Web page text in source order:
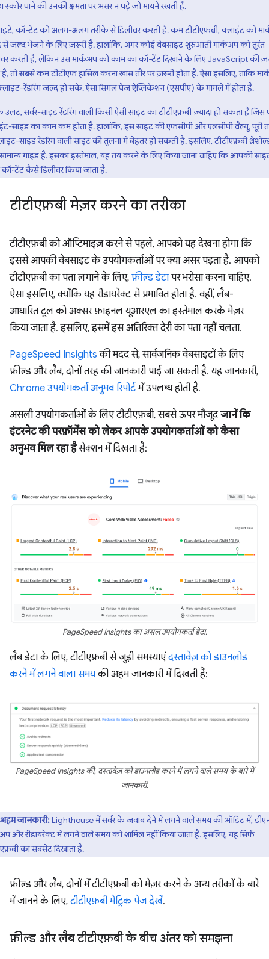
स्कोर पाने की उनकी क्षमता पर असर न पड़े जो मायने रखती हैं.
कॉन्टेंट को अलग-अलग तरीके से डिलीवर करती हैं. कम टीटीएफ़बी, क्लाइंट को
जल्द भेजने के लिए ज़रूरी है. हालांकि, अगर कोई वेबसाइट शुरुआती मार्कअप को तुरंत
करती है, लेकिन उस मार्कअप को काम का कॉन्टेंट दिखाने के लिए JavaScript की
है, तो सबसे कम टीटीएफ़ हासिल करना खास तौर पर ज़रूरी होता है. ऐसा इसलिए, ताकि
रेंडरिंग जल्द हो सके. ऐसा सिंगल पेज ऐप्लिकेशन (एसपीए) के मामले में होता है.
सर्वर-साइड रेंडरिंग वाली किसी ऐसी साइट का टीटीएफ़बी ज़्यादा हो सकता है जिस
साइड का काम कम होता है. हालांकि, इस साइट की एफ़सीपी और एलसीपी वैल्यू, पूरी
साइड रेंडरिंग वाली साइट की तुलना में बेहतर हो सकती हैं. इसलिए, टीटीएफ़बी
गाइड है. इसका इस्तेमाल, यह तय करने के लिए किया जाना चाहिए कि आपकी
कैसे डिलीवर किया जाता है.
टीटीएफ़बी मेज़र करने का तरीका
टीटीएफ़बी को ऑप्टिमाइज़ करने से पहले, आपको यह देखना होगा कि
इससे आपकी वेबसाइट के उपयोगकर्ताओं पर क्या असर पड़ता है. आपको
टीटीएफ़बी का पता लगाने के लिए, फ़ील्ड डेटापर भरोसा करना चाहिए.
ऐसा इसलिए, क्योंकि यह रीडायरेक्ट से प्रभावित होता है. वहीं, लैब-
आधारित टूल को अक्सर फ़ाइनल यूआरएल का इस्तेमाल करके मेज़र
किया जाता है. इसलिए, इसमें इस अतिरिक्त देरी का पता नहीं चलता.
PageSpeed Insights की मदद से, सार्वजनिक वेबसाइटों के लिए
फ़ील्ड और लैब, दोनों तरह की जानकारी पाई जा सकती है. यह जानकारी,
Chrome उपयोगकर्ता अनुभव रिपोर्टमें उपलब्ध होती है.
असली उपयोगकर्ताओं के लिए टीटीएफ़बी, सबसे ऊपर मौजूदजानें कि
इंटरनेट की परफ़ॉर्मेंस को लेकर आपके उपयोगकर्ताओं को कैसा
अनुभव मिल रहा हैसेक्शन में दिखता है:
PageSpeed Insights का असल उपयोगकर्ता डेटा.
लैब डेटा के लिए, टीटीएफ़बी से जुड़ी समस्याएंदस्तावेज़ को डाउनलोड
करने में लगने वाला समयकी अहम जानकारी में दिखती हैं:
PageSpeed Insights की, दस्तावेज़ को डाउनलोड करने में लगने वाले समय के बारे में
जानकारी.
अहम जानकारी:Lighthouse में सर्वर के जवाब देने में लगने वाले समय की ऑडिट में,
और रीडायरेक्ट में लगने वाले समय को शामिल नहीं किया जाता है. इसलिए, यह सिर्फ़
का सबसेट दिखाता है.
फ़ील्ड और लैब, दोनों में टीटीएफ़बी को मेज़र करने के अन्य तरीकों के बारे
में जानने के लिए,टीटीएफ़बी मेट्रिक पेज देखें.
फ़ील्ड और लैब टीटीएफ़बी के बीच अंतर को समझना